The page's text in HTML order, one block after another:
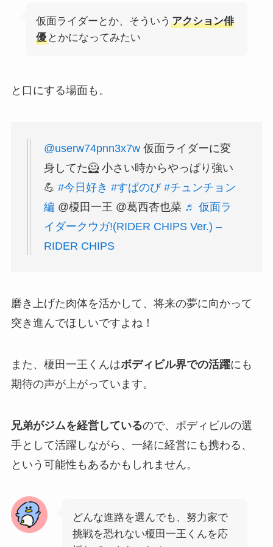
仮面ライダーとか、そういう アクション俳
優とかになってみたい
と口にする場面も。
@userw74pnn3x7w仮面ライダーに変
身してた🦸 小さい時からやっぱり強い
💪 #今日好き #すぱのび #チュンチョン
編 @榎田一王 @葛西杏也菜 ♬ 仮面ラ
イダークウガ!(RIDER CHIPS Ver.) –
RIDER CHIPS
磨き上げた肉体を活かして、将来の夢に向かって
突き進んでほしいですよね！
また、榎田一王くんはボディビル界での活躍にも
期待の声が上がっています。
兄弟がジムを経営しているので、ボディビルの選
手として活躍しながら、一緒に経営にも携わる、
という可能性もあるかもしれません。
どんな進路を選んでも、努力家で
挑戦を恐れない榎田一王くんを応